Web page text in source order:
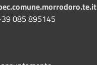
085 895145